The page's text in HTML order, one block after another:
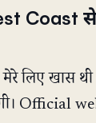
Coast
लिए खास थी
Official